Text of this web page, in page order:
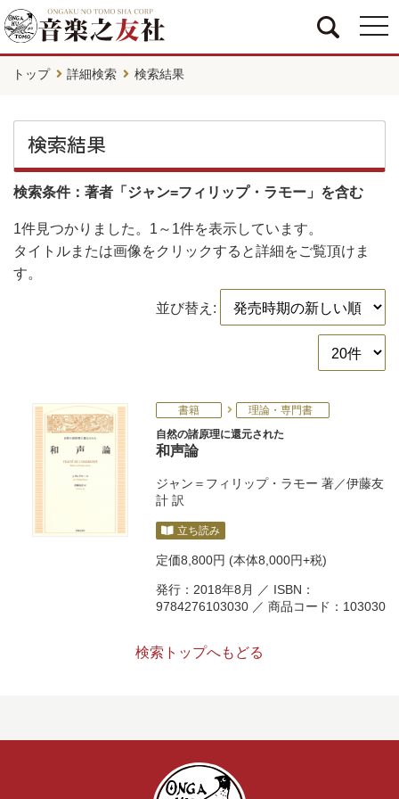
トップ 詳細検索 検索結果
検索結果
検索条件：著者「ジャン=フィリップ・ラモー」を含む
1件見つかりました。 1～1件を表示しています。
タイトルまたは画像をクリックすると詳細をご覧頂けま
す。
並び替え:
書籍
理論・専門書
自然の諸原理に還元された
和声論
ジャン＝フィリップ・ラモー 著／伊藤友
計 訳
立ち読み
定価8,800円 (本体8,000円+税)
発行：2018年8月 ／ ISBN：
9784276103030 ／ 商品コード：103030
検索トップへもどる